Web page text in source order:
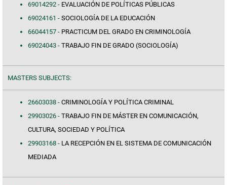
69014292 - EVALUACIÓN DE POLÍTICAS PÚBLICAS
69024161 - SOCIOLOGÍA DE LA EDUCACIÓN
66044157 - PRACTICUM DEL GRADO EN CRIMINOLOGÍA
69024043 - TRABAJO FIN DE GRADO (SOCIOLOGÍA)
MASTERS SUBJECTS:
26603038 - CRIMINOLOGÍA Y POLÍTICA CRIMINAL
29903026 - TRABAJO FIN DE MÁSTER EN COMUNICACIÓN,
CULTURA, SOCIEDAD Y POLÍTICA
29903168 - LA RECEPCIÓN EN EL SISTEMA DE COMUNICACIÓN
MEDIADA